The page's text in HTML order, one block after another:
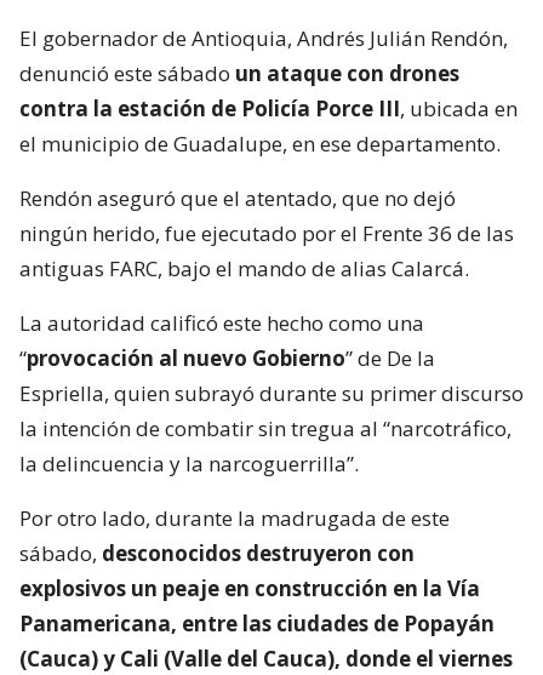
El gobernador de Antioquia, Andrés Julián Rendón,
denunció este sábado un ataque con drones
contra la estación de Policía Porce III, ubicada en
el municipio de Guadalupe, en ese departamento.
Rendón aseguró que el atentado, que no dejó
ningún herido, fue ejecutado por el Frente 36 de las
antiguas FARC, bajo el mando de alias Calarcá.
La autoridad calificó este hecho como una
“provocación al nuevo Gobierno” de De la
Espriella, quien subrayó durante su primer discurso
la intención de combatir sin tregua al “narcotráfico,
la delincuencia y la narcoguerrilla”.
Por otro lado, durante la madrugada de este
sábado, desconocidos destruyeron con
explosivos un peaje en construcción en la Vía
Panamericana, entre las ciudades de Popayán
(Cauca) y Cali (Valle del Cauca), donde el viernes